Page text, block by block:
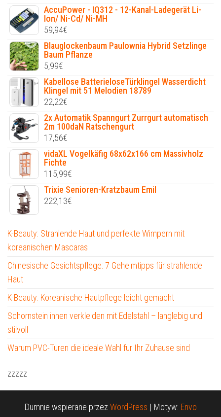
AccuPower - IQ312 - 12-Kanal-Ladegerät Li-
Ion/ Ni-Cd/ Ni-MH
59,94€
Blauglockenbaum Paulownia Hybrid Setzlinge
Baum Pflanze
5,99€
Kabellose BatterieloseTürklingel Wasserdicht
Klingel mit 51 Melodien 18789
22,22€
2x Automatik Spanngurt Zurrgurt automatisch
2m 100daN Ratschengurt
17,56€
vidaXL Vogelkäfig 68x62x166 cm Massivholz
Fichte
115,99€
Trixie Senioren-Kratzbaum Emil
222,13€
K-Beauty: Strahlende Haut und perfekte Wimpern mit
koreanischen Mascaras
Chinesische Gesichtspflege: 7 Geheimtipps für strahlende
Haut
K-Beauty: Koreanische Hautpflege leicht gemacht
Schornstein innen verkleiden mit Edelstahl – langlebig und
stilvoll
Warum PVC-Türen die ideale Wahl für Ihr Zuhause sind
zzzzz
Dumnie wspierane przezWordPress | Motyw: Envo